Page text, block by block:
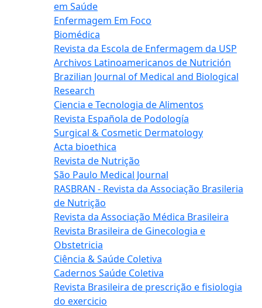
em Saúde
Enfermagem Em Foco
Biomédica
Revista da Escola de Enfermagem da USP
Archivos Latinoamericanos de Nutrición
Brazilian Journal of Medical and Biological
Research
Ciencia e Tecnologia de Alimentos
Revista Española de Podología
Surgical & Cosmetic Dermatology
Acta bioethica
Revista de Nutrição
São Paulo Medical Journal
RASBRAN - Revista da Associação Brasileria
de Nutrição
Revista da Associação Médica Brasileira
Revista Brasileira de Ginecologia e
Obstetricia
Ciência & Saúde Coletiva
Cadernos Saúde Coletiva
Revista Brasileira de prescrição e fisiologia
do exercicio